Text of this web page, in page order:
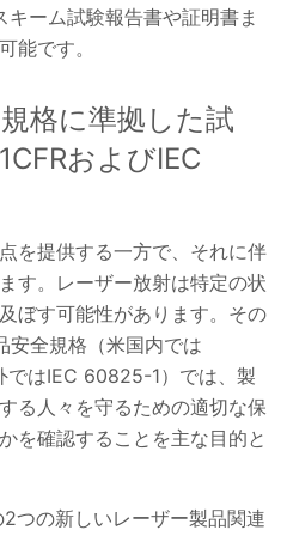
ーム試験報告書や証明書ま
能です。
格に準拠した試
およびIEC
を提供する一方で、それに伴
す。レーザー放射は特定の状
ぼす可能性があります。その
安全規格（米国内では
ではIEC 60825-1）では、製
る人々を守るための適切な保
を確認することを主な目的と
つの新しいレーザー製品関連